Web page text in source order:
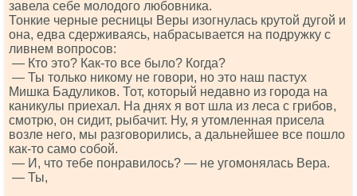
завела себе молодого любовника.
Тонкие черные ресницы Веры изогнулась крутой дугой и
она, едва сдерживаясь, набрасывается на подружку с
ливнем вопросов:
— Кто это? Как-то все было? Когда?
— Ты только никому не говори, но это наш пастух
Мишка Бадуликов. Тот, который недавно из города на
каникулы приехал. На днях я вот шла из леса с грибов,
смотрю, он сидит, рыбачит. Ну, я утомленная присела
возле него, мы разговорились, а дальнейшее все пошло
как-то само собой.
— И, что тебе понравилось? — не угомонялась Вера.
— Ты,